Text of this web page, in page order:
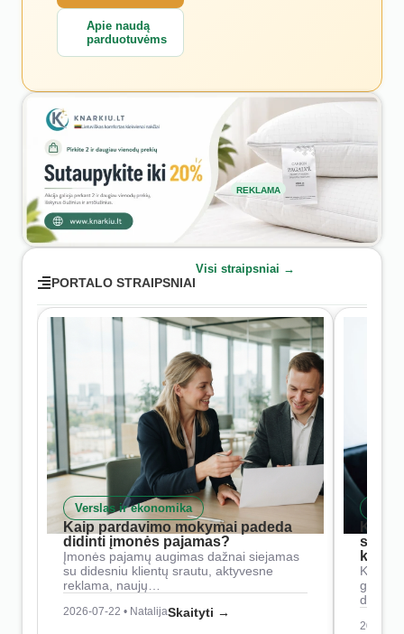
Apie naudą
parduotuvėms
REKLAMA
PORTALO STRAIPSNIAI
Visi straipsniai →
Verslas ir ekonomika
Kaip pardavimo mokymai padeda
didinti įmonės pajamas?
Įmonės pajamų augimas dažnai siejamas
su didesniu klientų srautu, aktyvesne
reklama, naujų…
2026-07-22 • NatalijaSkaityti →
Kaip
2026-